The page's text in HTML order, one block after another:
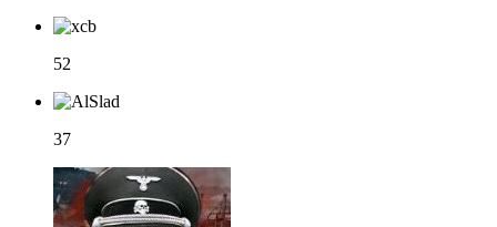
52
37